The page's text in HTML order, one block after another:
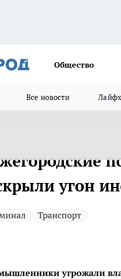
Общество
Все новости
угон
Транспорт
угрожали